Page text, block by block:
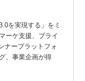
を実現する」をミ
ーケ支援、ブライ
ナープラットフォ
、事業企画が得